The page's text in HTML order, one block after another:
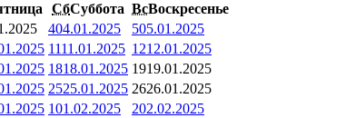
СбСуббота ВсВоскресенье
404.01.2025 505.01.2025
1111.01.2025 1212.01.2025
1818.01.2025 1919.01.2025
2525.01.2025 2626.01.2025
101.02.2025 202.02.2025